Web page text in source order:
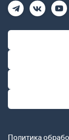
Политика